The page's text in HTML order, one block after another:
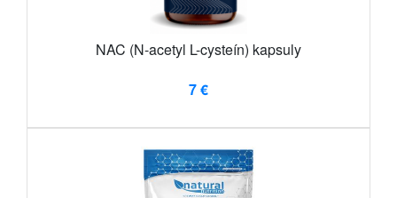
NAC (N-acetyl L-cysteín) kapsuly
7 €